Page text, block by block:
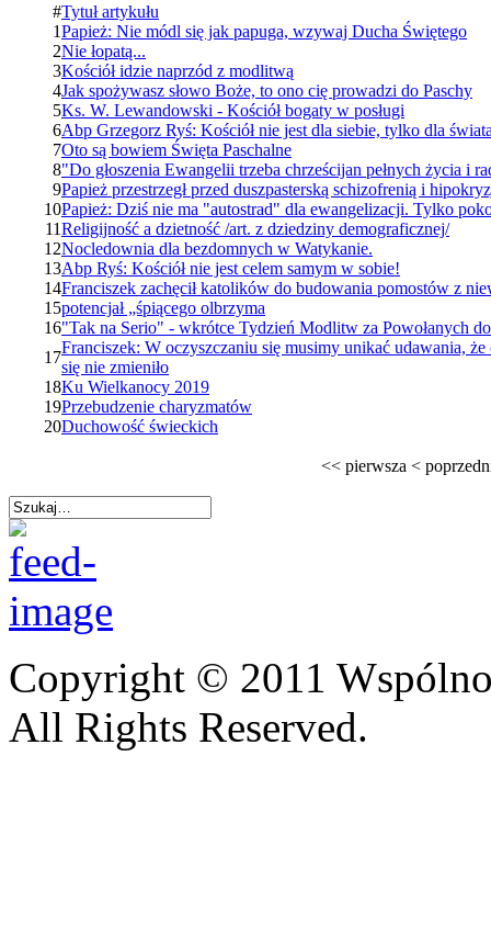
#Tytuł artykułu
1Papież: Nie módl się jak papuga, wzywaj Ducha Świętego
2Nie łopatą...
3Kościół idzie naprzód z modlitwą
4Jak spożywasz słowo Boże, to ono cię prowadzi do Paschy
5Ks. W. Lewandowski - Kościół bogaty w posługi
6Abp Grzegorz Ryś: Kościół nie jest dla siebie, tylko dla
7Oto są bowiem Święta Paschalne
8"Do głoszenia Ewangelii trzeba chrześcijan pełnych życia i
9Papież przestrzegł przed duszpasterską schizofrenią i
10Papież: Dziś nie ma "autostrad" dla ewangelizacji. Tylko
11Religijność a dzietność /art. z dziedziny demograficznej/
12Nocledownia dla bezdomnych w Watykanie.
13Abp Ryś: Kościół nie jest celem samym w sobie!
14Franciszek zachęcił katolików do budowania pomostów z
15potencjał „śpiącego olbrzyma
16"Tak na Serio" - wkrótce Tydzień Modlitw za Powołanych do
17
Franciszek: W oczyszczaniu się musimy unikać udawania,
się nie zmieniło
18Ku Wielkanocy 2019
19Przebudzenie charyzmatów
20Duchowość świeckich
<< pierwsza <
Copyright © 2011
All Rights Reserved.